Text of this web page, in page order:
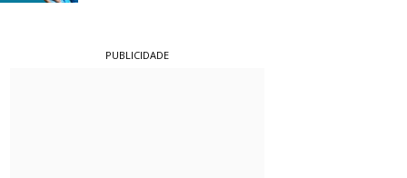
PUBLICIDADE